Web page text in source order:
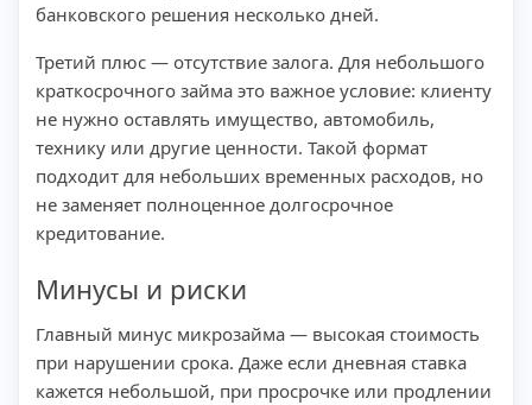
банковского решения несколько дней.
Третий плюс — отсутствие залога. Для небольшого
краткосрочного займа это важное условие: клиенту
не нужно оставлять имущество, автомобиль,
технику или другие ценности. Такой формат
подходит для небольших временных расходов, но
не заменяет полноценное долгосрочное
кредитование.
Минусы и риски
Главный минус микрозайма — высокая стоимость
при нарушении срока. Даже если дневная ставка
кажется небольшой, при просрочке или продлении